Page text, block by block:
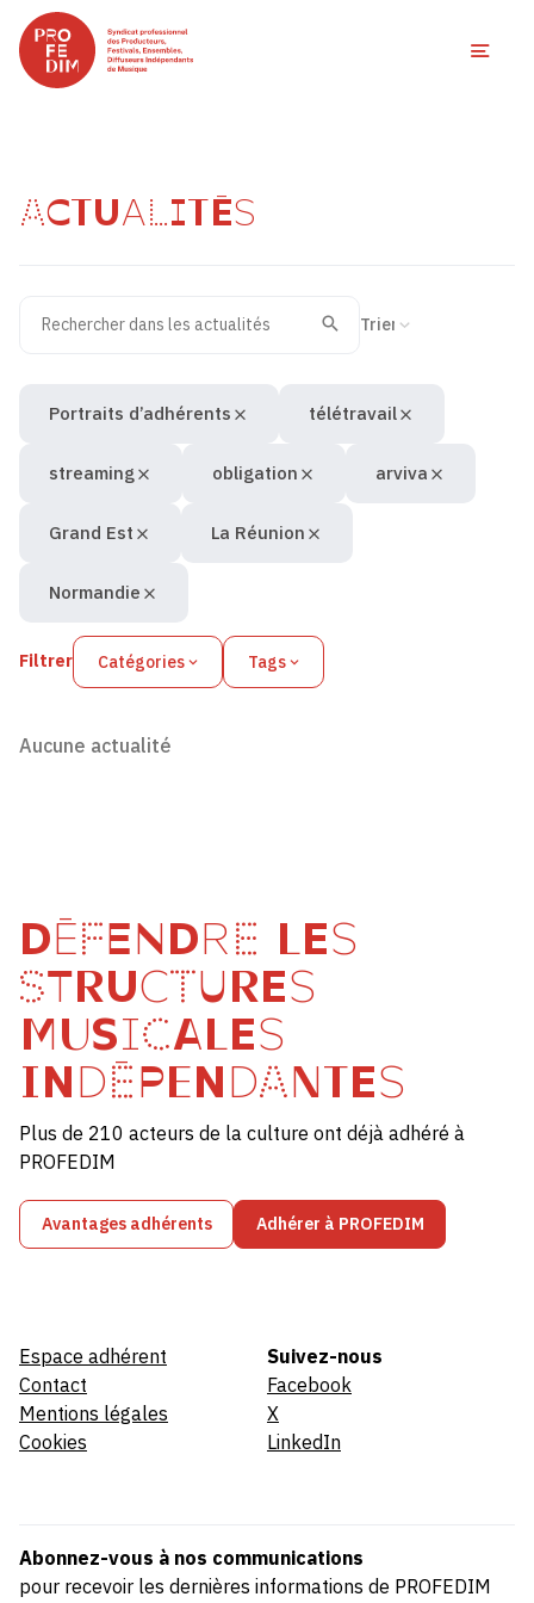
ACTUALITÉS
Recherche
Valider
Filtrer Catégories Tags
Portraits d’adhérents télétravail
streaming obligation arviva
Grand Est La Réunion
Normandie
Aucune actualité
DÉFENDRE LES
STRUCTURES
MUSICALES
INDÉPENDANTES
Plus de 210 acteurs de la culture ont déjà adhéré à
PROFEDIM
Avantages adhérents Adhérer à PROFEDIM
Espace adhérent
Contact
Mentions légales
Cookies
Suivez-nous
Facebook
X
LinkedIn
Abonnez-vous à nos communications
pour recevoir les dernières informations de PROFEDIM